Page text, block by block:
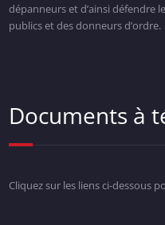
dépanneurs et d’ainsi défendre
publics et des donneurs d’ordre.
Documents à
Cliquez sur les liens ci-dessous